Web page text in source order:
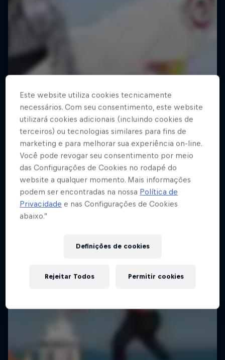
Este website utiliza cookies tecnicamente
necessários. Com seu consentimento, este website
utilizará cookies adicionais (incluindo cookies de
terceiros) ou tecnologias similares para fins de
marketing e para melhorar sua experiência on-line.
Você pode revogar seu consentimento por meio
das Configurações de Cookies no rodapé do
website a qualquer momento. Mais informações
podem ser encontradas na nossa Política de
Privacidade e nas Configurações de Cookies
abaixo.”
Definições de cookies
Rejeitar Todos Permitir cookies